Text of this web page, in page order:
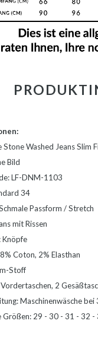
Stone Washed Jeans Slim
Bild
LF-DNM-1103
34
Passform / Stretch
mit Rissen
Knöpfe
Coton, 2% Elasthan
Stoff
2
Maschinenwäsche
Größen: 29 - 30 - 31 - 32